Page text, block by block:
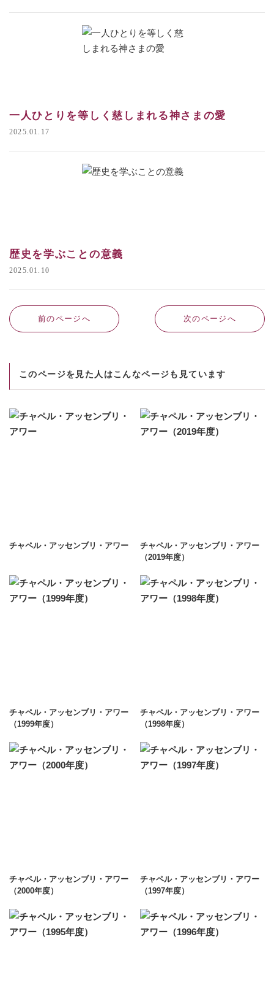
一人ひとりを等しく慈しまれる神さまの愛
2025.01.17
歴史を学ぶことの意義
2025.01.10
次のページへ
前のページへ
このページを見た人はこんなページも見ています
チャペル・アッセンブリ・アワー
チャペル・アッセンブリ・アワー
（2019年度）
チャペル・アッセンブリ・アワー
（1999年度）
チャペル・アッセンブリ・アワー
（1998年度）
チャペル・アッセンブリ・アワー
（2000年度）
チャペル・アッセンブリ・アワー
（1997年度）